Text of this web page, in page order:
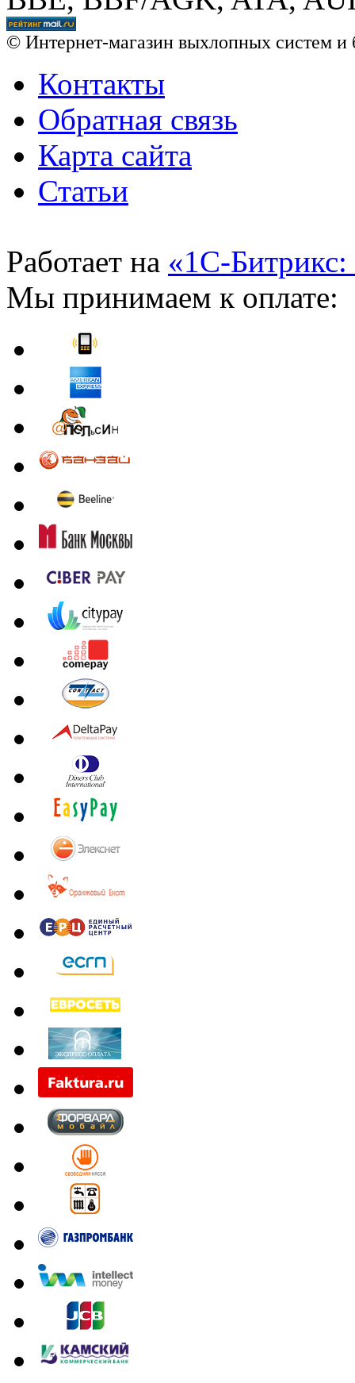
© Интернет-магазин выхлопных систем и
Контакты
Обратная связь
Карта сайта
Статьи
Работает на «1С-Битрикс:
Мы принимаем к оплате: